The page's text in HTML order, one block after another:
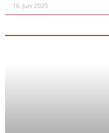
16. Juni 2025